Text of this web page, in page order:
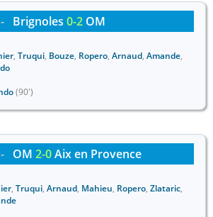
- Brignoles 0-2 OM
, Truqui, Bouze, Ropero, Arnaud, Amande,
(90')
- OM 2-0Aix en Provence
, Truqui, Arnaud, Mahieu, Ropero, Zlataric,